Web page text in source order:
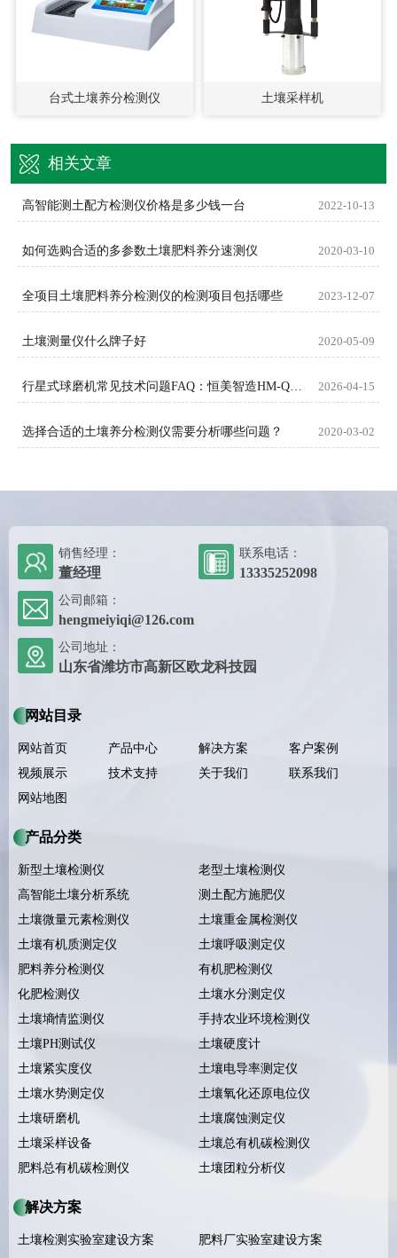
台式土壤养分检测仪 土壤采样机
相关文章
高智能测土配方检测仪价格是多少钱一台 2022-10-13
如何选购合适的多参数土壤肥料养分速测仪 2020-03-10
全项目土壤肥料养分检测仪的检测项目包括哪些 2023-12-07
土壤测量仪什么牌子好 2020-05-09
2026-04-15
选择合适的土壤养分检测仪需要分析哪些问题？ 2020-03-02
销售经理：
董经理
联系电话：
13335252098
公司邮箱：
hengmeiyiqi@126.com
公司地址：
山东省潍坊市高新区欧龙科技园
网站目录
网站首页 产品中心 解决方案
客户案例
视频展示
技术支持 关于我们
联系我们
网站地图
产品分类
新型土壤检测仪
老型土壤检测仪
高智能土壤分析系统
测土配方施肥仪
土壤微量元素检测仪
土壤重金属检测仪
土壤有机质测定仪
土壤呼吸测定仪
肥料养分检测仪
有机肥检测仪
化肥检测仪
土壤水分测定仪
土壤墒情监测仪
手持农业环境检测仪
土壤PH测试仪
土壤硬度计
土壤紧实度仪
土壤电导率测定仪
土壤水势测定仪
土壤氧化还原电位仪
土壤研磨机
土壤腐蚀测定仪
土壤采样设备
土壤总有机碳检测仪
肥料总有机碳检测仪
土壤团粒分析仪
解决方案
土壤检测实验室建设方案
肥料厂实验室建设方案